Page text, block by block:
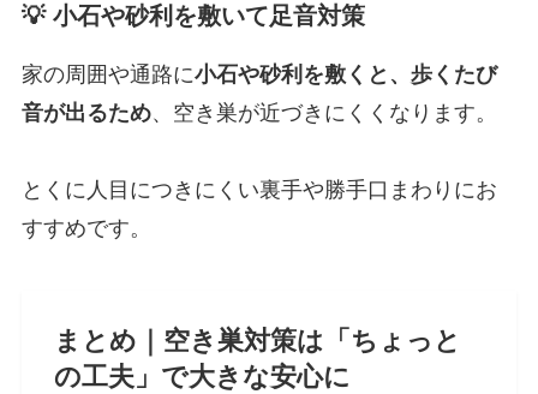
💡 小石や砂利を敷いて足音対策
家の周囲や通路に小石や砂利を敷くと、歩くたび
音が出るため、空き巣が近づきにくくなります。
とくに人目につきにくい裏手や勝手口まわりにお
すすめです。
まとめ｜空き巣対策は「ちょっと
の工夫」で大きな安心に